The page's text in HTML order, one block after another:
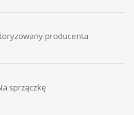
producenta
sprzączkę